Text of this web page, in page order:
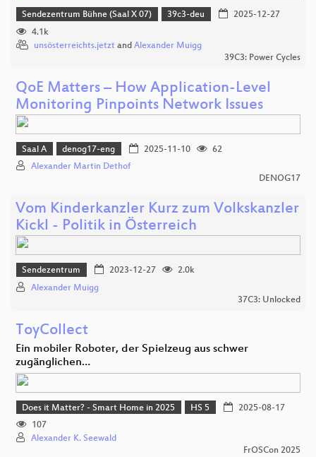
Sendezentrum Bühne (Saal X 07) 39c3-deu
2025-12-27
4.1k
unsösterreichts.jetzt and Alexander Muigg
39C3: Power Cycles
QoE Matters – How Application-Level
Monitoring Pinpoints Network Issues
Saal A denog17-eng 2025-11-10
62
Alexander Martin Dethof
DENOG17
Vom Kinderkanzler Kurz zum Volkskanzler
Kickl - Politik in Österreich
Sendezentrum 2023-12-27
2.0k
Alexander Muigg
37C3: Unlocked
ToyCollect
Ein mobiler Roboter, der Spielzeug aus schwer
zugänglichen…
Does it Matter? - Smart Home in 2025 HS 5
2025-08-17
107
Alexander K. Seewald
FrOSCon 2025